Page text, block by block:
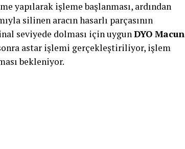
yapılarak işleme başlanması, ardından
silinen aracın hasarlı parçasının
seviyede dolması için uygunDYO Macun
astar işlemi gerçekleştiriliyor, işlem
bekleniyor.